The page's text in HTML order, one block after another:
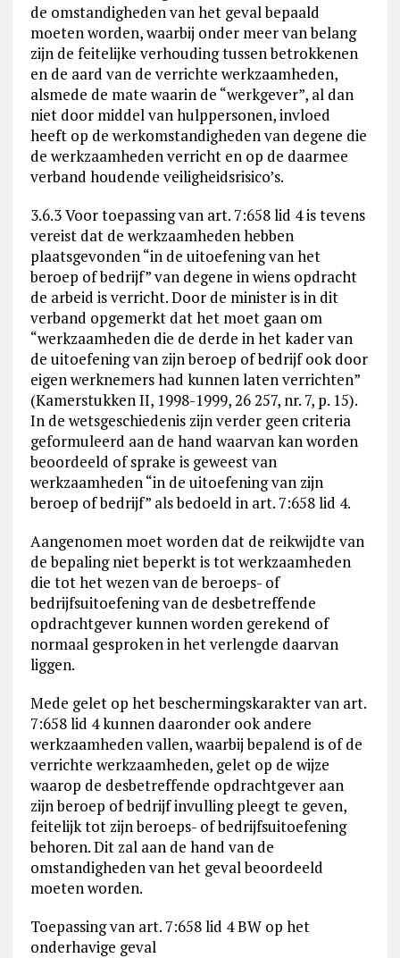
de omstandigheden van het geval bepaald
moeten worden, waarbij onder meer van belang
zijn de feitelijke verhouding tussen betrokkenen
en de aard van de verrichte werkzaamheden,
alsmede de mate waarin de “werkgever”, al dan
niet door middel van hulppersonen, invloed
heeft op de werkomstandigheden van degene die
de werkzaamheden verricht en op de daarmee
verband houdende veiligheidsrisico’s.
3.6.3 Voor toepassing van art. 7:658 lid 4 is tevens
vereist dat de werkzaamheden hebben
plaatsgevonden “in de uitoefening van het
beroep of bedrijf” van degene in wiens opdracht
de arbeid is verricht. Door de minister is in dit
verband opgemerkt dat het moet gaan om
“werkzaamheden die de derde in het kader van
de uitoefening van zijn beroep of bedrijf ook door
eigen werknemers had kunnen laten verrichten”
(Kamerstukken II, 1998-1999, 26 257, nr. 7, p. 15).
In de wetsgeschiedenis zijn verder geen criteria
geformuleerd aan de hand waarvan kan worden
beoordeeld of sprake is geweest van
werkzaamheden “in de uitoefening van zijn
beroep of bedrijf” als bedoeld in art. 7:658 lid 4.
Aangenomen moet worden dat de reikwijdte van
de bepaling niet beperkt is tot werkzaamheden
die tot het wezen van de beroeps- of
bedrijfsuitoefening van de desbetreffende
opdrachtgever kunnen worden gerekend of
normaal gesproken in het verlengde daarvan
liggen.
Mede gelet op het beschermingskarakter van art.
7:658 lid 4 kunnen daaronder ook andere
werkzaamheden vallen, waarbij bepalend is of de
verrichte werkzaamheden, gelet op de wijze
waarop de desbetreffende opdrachtgever aan
zijn beroep of bedrijf invulling pleegt te geven,
feitelijk tot zijn beroeps- of bedrijfsuitoefening
behoren. Dit zal aan de hand van de
omstandigheden van het geval beoordeeld
moeten worden.
Toepassing van art. 7:658 lid 4 BW op het
onderhavige geval